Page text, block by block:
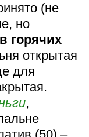
(не
но
горячих
открытая
для
,